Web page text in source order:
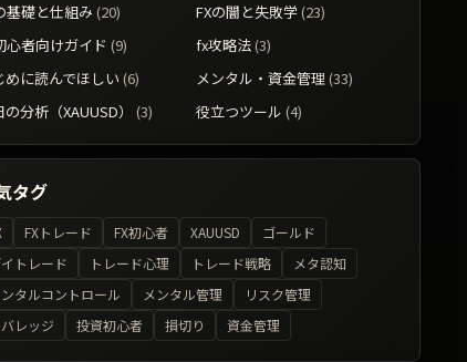
基礎と仕組み(20) FXの闇と失敗学(23)
心者向けガイド (9) fx攻略法(3)
めに読んでほしい (6) メンタル・資金管理(33)
分析（XAUUSD）
(3) 役立つツール (4)
タグ
FXトレード FX初心者 XAUUSD
ゴールド
トレード
トレード心理 トレード戦略
メタ認知
ンタルコントロール
メンタル管理
リスク管理
バレッジ
投資初心者 損切り 資金管理